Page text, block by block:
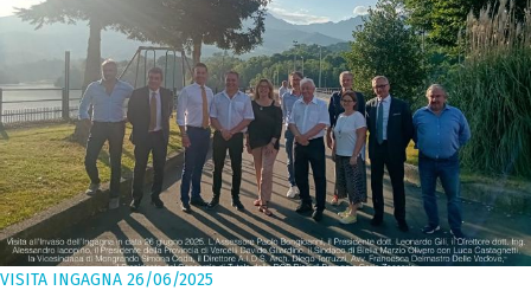
VISITA INGAGNA 26/06/2025